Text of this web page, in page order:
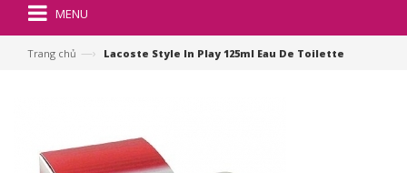
MENU
Trang chủ —› Lacoste Style In Play 125ml Eau De Toilette